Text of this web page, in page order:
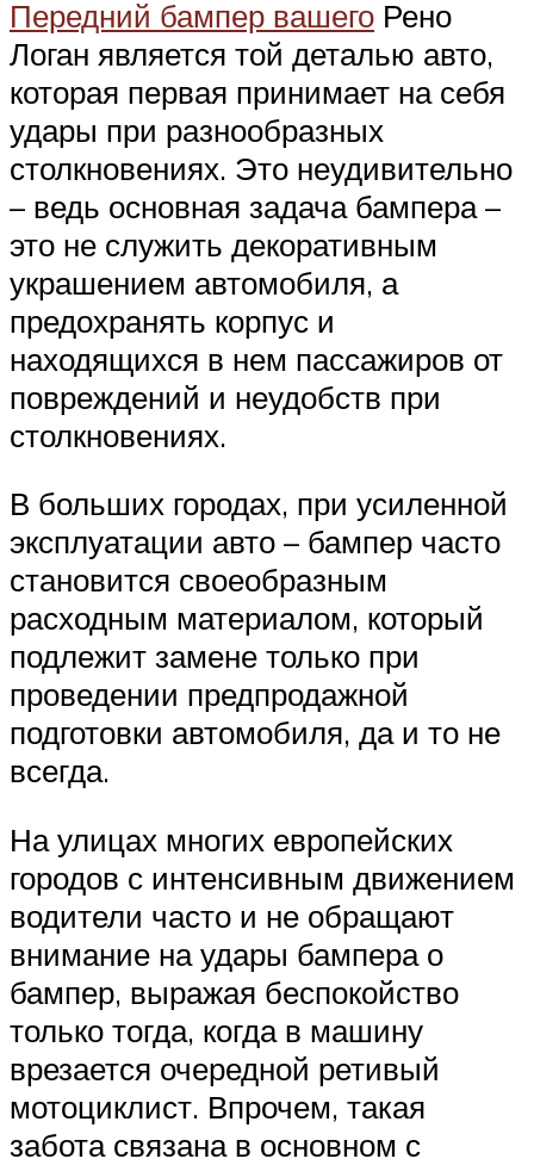
Меню
Передний бампер вашего Рено
Логан является той деталью авто,
которая первая принимает на себя
удары при разнообразных
столкновениях. Это неудивительно
– ведь основная задача бампера –
это не служить декоративным
украшением автомобиля, а
предохранять корпус и
находящихся в нем пассажиров от
повреждений и неудобств при
столкновениях.
В больших городах, при усиленной
эксплуатации авто – бампер часто
становится своеобразным
расходным материалом, который
подлежит замене только при
проведении предпродажной
подготовки автомобиля, да и то не
всегда.
На улицах многих европейских
городов с интенсивным движением
водители часто и не обращают
внимание на удары бампера о
бампер, выражая беспокойство
только тогда, когда в машину
врезается очередной ретивый
мотоциклист. Впрочем, такая
забота связана в основном с